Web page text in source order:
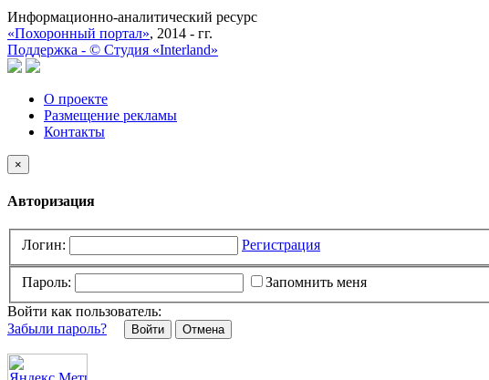
Информационно-аналитический ресурс
«Похоронный портал», 2014 - гг.
Поддержка - © Cтудия «Interland»
О проекте
Размещение рекламы
Контакты
×
Авторизация
Логин: Регистрация
Пароль:
Запомнить меня
Войти как пользователь:
Забыли пароль?
Отмена